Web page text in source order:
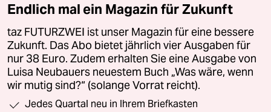
Endlich mal ein Magazin für Zukunft
taz FUTURZWEI ist unser Magazin für eine bessere
Zukunft. Das Abo bietet jährlich vier Ausgaben für
nur 38 Euro. Zudem erhalten Sie eine Ausgabe von
Luisa Neubauers neuestem Buch „Was wäre, wenn
wir mutig sind?“ (solange Vorrat reicht).
Jedes Quartal neu in Ihrem Briefkasten